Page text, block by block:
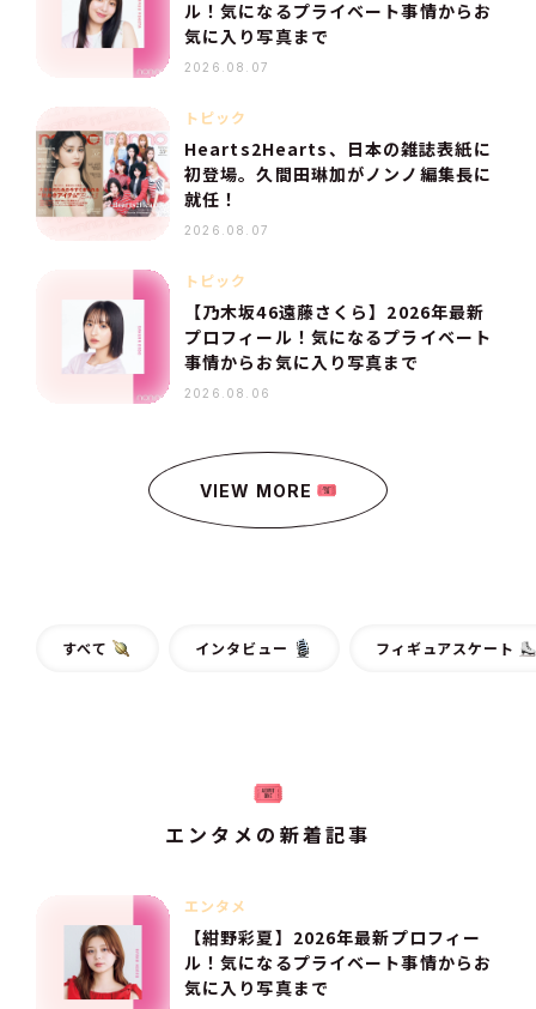
ル！気になるプライベート事情からお
気に入り写真まで
2026.08.07
トピック
Hearts2Hearts、日本の雑誌表紙に
初登場。久間田琳加がノンノ編集長に
就任！
2026.08.07
トピック
【乃木坂46遠藤さくら】2026年最新
プロフィール！気になるプライベート
事情からお気に入り写真まで
2026.08.06
VIEW MORE
すべて インタビュー フィギュアスケート
エンタメの新着記事
エンタメ
【紺野彩夏】2026年最新プロフィー
ル！気になるプライベート事情からお
気に入り写真まで